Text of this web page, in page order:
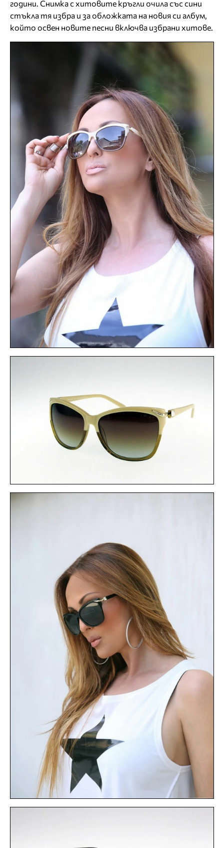
години. Снимка с хитовите кръгли очила със сини
стъкла тя избра и за обложката на новия си албум,
който освен новите песни включва избрани хитове.